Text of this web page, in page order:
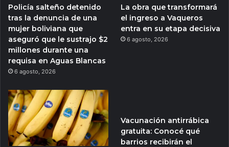
Policía salteño detenido
tras la denuncia de una
mujer boliviana que
aseguró que le sustrajo $2
millones durante una
requisa en Aguas Blancas
6 agosto, 2026
La obra que transformará
el ingreso a Vaqueros
entra en su etapa decisiva
6 agosto, 2026
Vacunación antirrábica
gratuita: Conocé qué
barrios recibirán el